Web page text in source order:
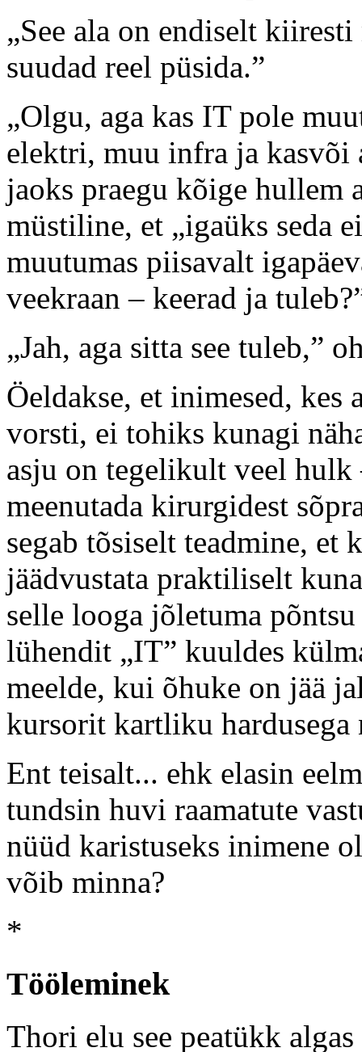
„See ala on endiselt
suudad reel püsida.”
„Olgu, aga kas IT pole
elektri, muu infra ja kasvõi
jaoks praegu kõige hullem
müstiline, et „igaüks seda
muutumas piisavalt
veekraan – keerad ja
„Jah, aga sitta see tuleb,”
Öeldakse, et inimesed, kes
vorsti, ei tohiks kunagi
asju on tegelikult veel hulk
meenutada kirurgidest
segab tõsiselt teadmine,
jäädvustata praktiliselt
selle looga jõletuma
lühendit „IT” kuuldes
meelde, kui õhuke on jää
kursorit kartliku
Ent teisalt... ehk elasin
tundsin huvi raamatute
nüüd karistuseks inimene
võib minna?
*
Tööleminek
Thori elu see peatükk